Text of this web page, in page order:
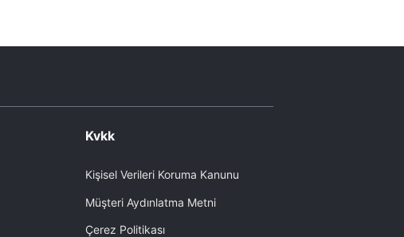
Kvkk
Kişisel Verileri Koruma Kanunu
Müşteri Aydınlatma Metni
Çerez Politikası